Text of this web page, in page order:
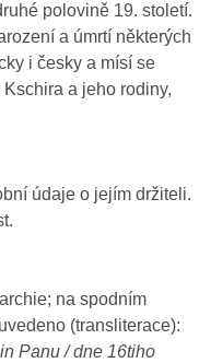
polovině 19. století.
a úmrtí některých
i česky a mísí se
a jeho rodiny,
údaje o jejím držiteli.
na spodním
(transliterace):
Panu / dne 16tiho